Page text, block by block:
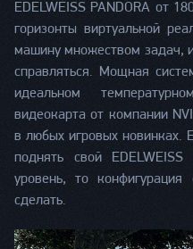
EDELWEISS PANDORA от
горизонты виртуальной
машину множеством задач,
справляться. Мощная
идеальном
видеокарта от компании
в любых игровых новинках.
поднять свой
уровень, то
сделать.